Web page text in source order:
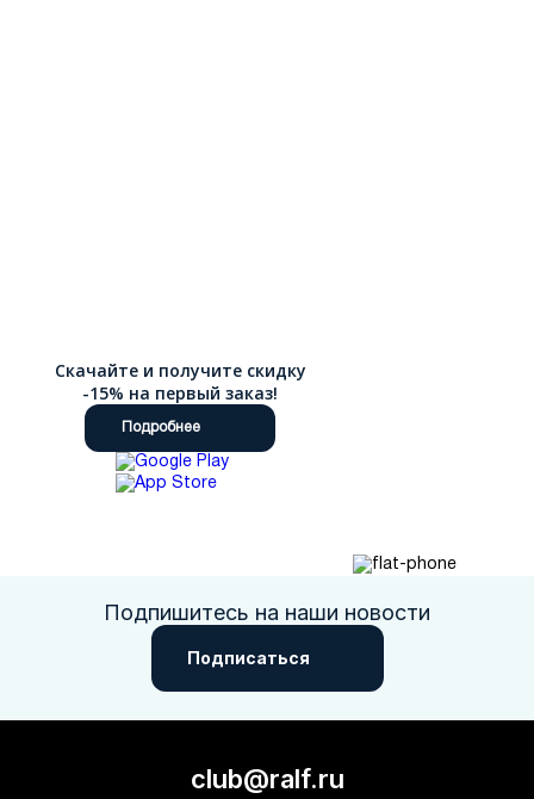
Скачайте и получите скидку
-15% на первый заказ!
Подробнее
Подпишитесь на наши новости
Подписаться
club@ralf.ru